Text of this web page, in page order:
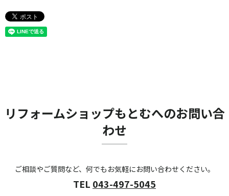
リフォームショップもとむへのお問い合
わせ
ご相談やご質問など、何でもお気軽にお問い合わせください。
TEL 043-497-5045